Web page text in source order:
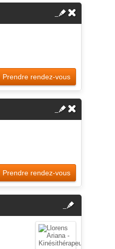
Prendre rendez-vous
Prendre rendez-vous
fermer
Se
connecter